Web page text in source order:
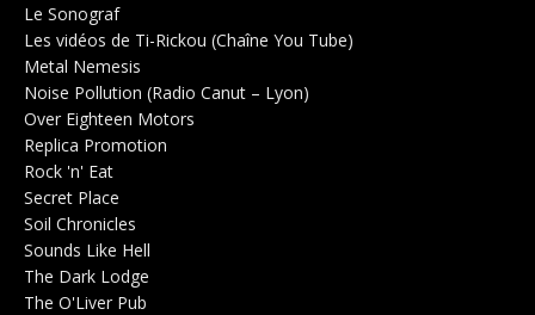
Le SonografSalle de concerts 0
Les vidéos de Ti-Rickou (Chaîne You Tube)
Metal Nemesis
Noise Pollution (Radio Canut – Lyon)
Over Eighteen Motors
Replica Promotion
Rock 'n' Eat
Secret Place
Soil Chronicles
Sounds Like Hell
The Dark Lodge
The O'Liver Pub